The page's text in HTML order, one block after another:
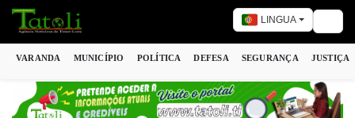
LINGUA
VARANDA MUNICÍPIO POLÍTICA DEFESA SEGURANÇA JUSTIÇA